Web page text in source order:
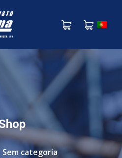
Sem categoria